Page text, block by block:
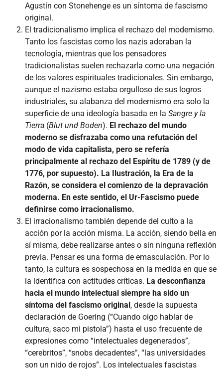
Agustín con Stonehenge es un síntoma de fascismo
original.
El tradicionalismo implica el rechazo del modernismo.
Tanto los fascistas como los nazis adoraban la
tecnología, mientras que los pensadores
tradicionalistas suelen rechazarla como una negación
de los valores espirituales tradicionales. Sin embargo,
aunque el nazismo estaba orgulloso de sus logros
industriales, su alabanza del modernismo era solo la
superficie de una ideología basada en la Sangre y la
Tierra (Blut und Boden). El rechazo del mundo
moderno se disfrazaba como una refutación del
modo de vida capitalista, pero se refería
principalmente al rechazo del Espíritu de 1789 (y de
1776, por supuesto). La Ilustración, la Era de la
Razón, se considera el comienzo de la depravación
moderna. En este sentido, el Ur-Fascismo puede
definirse como irracionalismo.
El irracionalismo también depende del culto a la
acción por la acción misma. La acción, siendo bella en
sí misma, debe realizarse antes o sin ninguna reflexión
previa. Pensar es una forma de emasculación. Por lo
tanto, la cultura es sospechosa en la medida en que se
la identifica con actitudes críticas. La desconfianza
hacia el mundo intelectual siempre ha sido un
síntoma del fascismo original, desde la supuesta
declaración de Goering (“Cuando oigo hablar de
cultura, saco mi pistola”) hasta el uso frecuente de
expresiones como “intelectuales degenerados”,
“cerebritos”, “snobs decadentes”, “las universidades
son un nido de rojos”. Los intelectuales fascistas